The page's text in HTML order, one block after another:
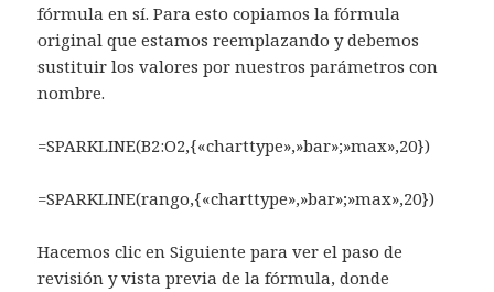
fórmula en sí. Para esto copiamos la fórmula
original que estamos reemplazando y debemos
sustituir los valores por nuestros parámetros con
nombre.
=SPARKLINE(B2:O2,{«charttype»,»bar»;»max»,20})
=SPARKLINE(rango,{«charttype»,»bar»;»max»,20})
Hacemos clic en Siguiente para ver el paso de
revisión y vista previa de la fórmula, donde